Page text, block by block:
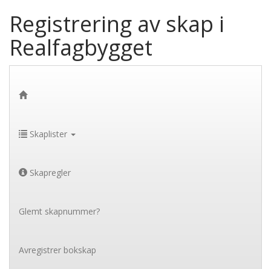
Registrering av skap i
Realfagbygget
Skaplister
Skapregler
Glemt skapnummer?
Avregistrer bokskap